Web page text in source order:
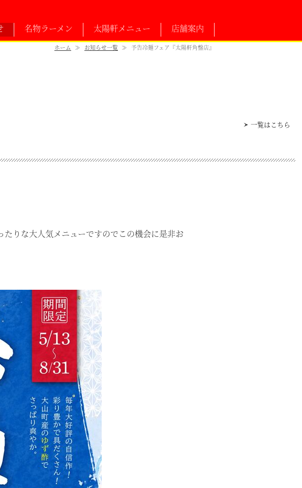
名物ラーメン 太陽軒メニュー 店舗案内
ホーム ≫ お知らせ一覧 ≫ 予告冷麺フェア『太陽軒角盤店』
一覧はこちら
りな大人気メニューですのでこの機会に是非お